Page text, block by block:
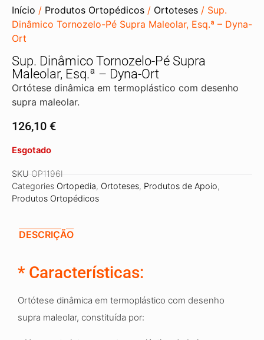
Início / Produtos Ortopédicos / Ortoteses / Sup.
Dinâmico Tornozelo-Pé Supra Maleolar, Esq.ª – Dyna-
Ort
Sup. Dinâmico Tornozelo-Pé Supra
Maleolar, Esq.ª – Dyna-Ort
Ortótese dinâmica em termoplástico com desenho
supra maleolar.
126,10 €
Esgotado
SKUOP1196I
Categories Ortopedia, Ortoteses, Produtos de Apoio,
Produtos Ortopédicos
DESCRIÇÃO
* Características:
Ortótese dinâmica em termoplástico com desenho
supra maleolar, constituída por: